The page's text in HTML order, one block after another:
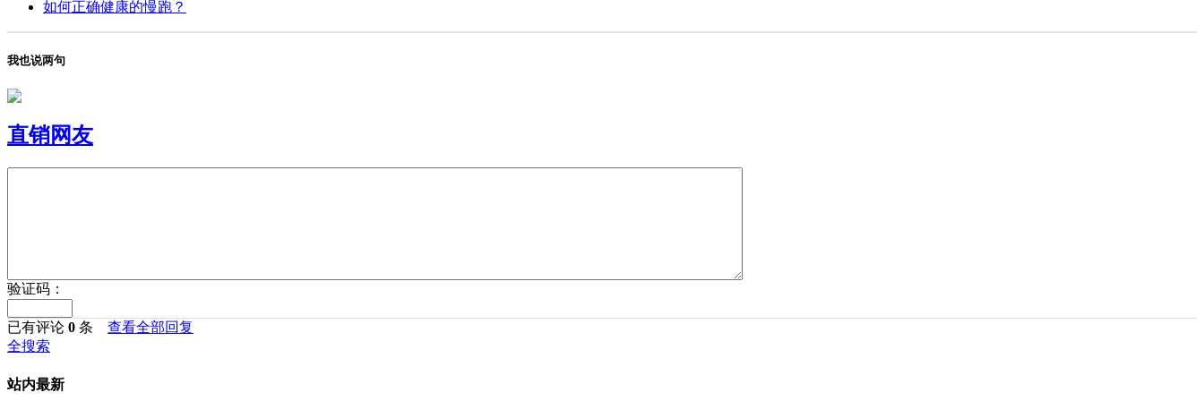
如何正确健康的慢跑？
我也说两句
直销网友
验证码：
已有评论 0 条 查看全部回复
全搜索
站内最新